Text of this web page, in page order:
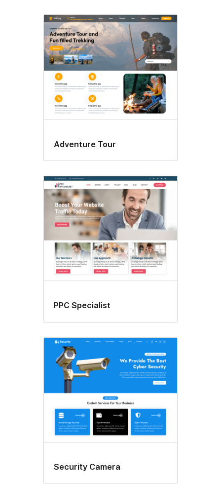
Adventure Tour
PPC Specialist
Security Camera